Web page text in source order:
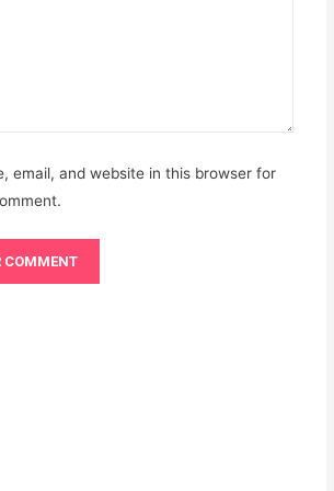
email, and website in this browser for